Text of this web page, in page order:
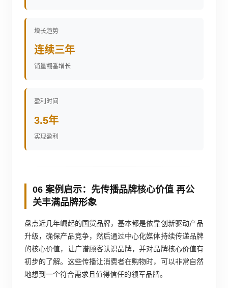
增长趋势
连续三年
销量翻番增长
盈利时间
3.5年
实现盈利
06 案例启示：先传播品牌核心价值 再公
关丰满品牌形象
盘点近几年崛起的国货品牌，基本都是依靠创新驱动产品
升级，确保产品竞争，然后通过中心化媒体持续传递品牌
的核心价值，让广谱顾客认识品牌，并对品牌核心价值有
初步的了解。这些传播让消费者在购物时，可以非常自然
地想到一个符合需求且值得信任的领军品牌。